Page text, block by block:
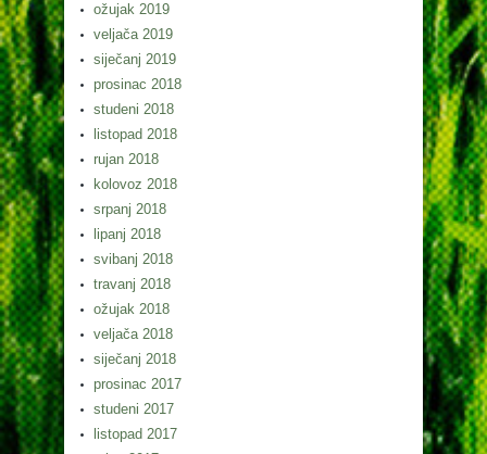
ožujak 2019
veljača 2019
siječanj 2019
prosinac 2018
studeni 2018
listopad 2018
rujan 2018
kolovoz 2018
srpanj 2018
lipanj 2018
svibanj 2018
travanj 2018
ožujak 2018
veljača 2018
siječanj 2018
prosinac 2017
studeni 2017
listopad 2017